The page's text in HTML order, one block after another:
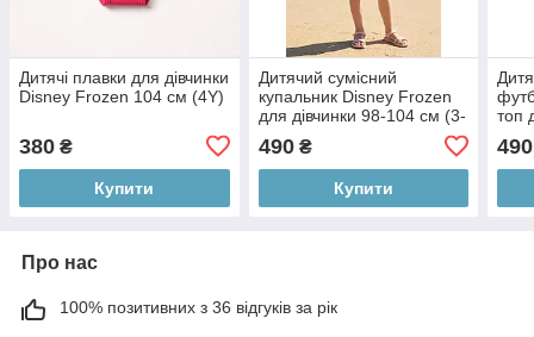
Дитячі плавки для дівчинки
Disney Frozen 104 см (4Y)
380 ₴
Купити
Дитячий сумісний
купальник Disney Frozen
для дівчинки 98-104 см (3-
490₴
Купити
топ
490
Про нас
100% позитивних з 36 відгуків за рік